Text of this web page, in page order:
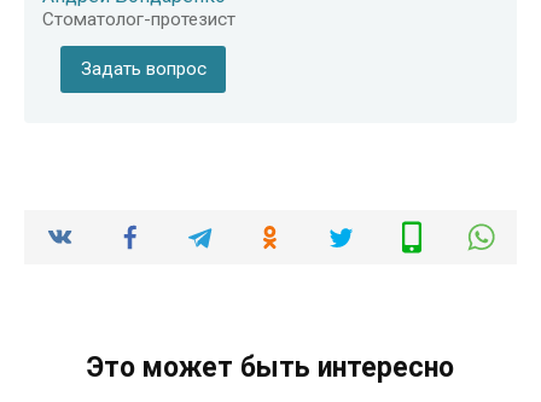
Стоматолог-протезист
Задать вопрос
Это может быть интересно